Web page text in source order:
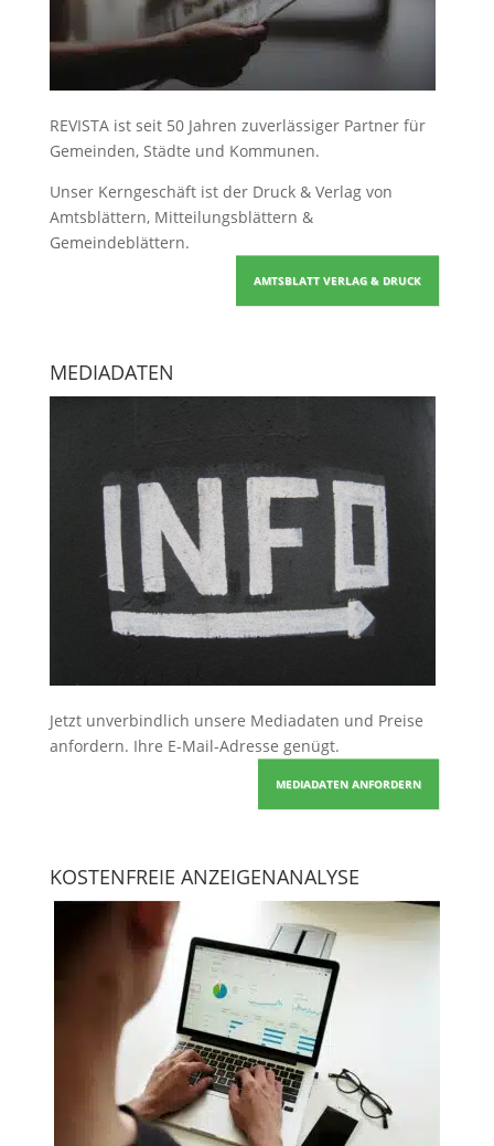
REVISTA ist seit 50 Jahren zuverlässiger Partner für
Gemeinden, Städte und Kommunen.
Unser Kerngeschäft ist der Druck & Verlag von
Amtsblättern, Mitteilungsblättern &
Gemeindeblättern.
AMTSBLATT VERLAG & DRUCK
MEDIADATEN
Jetzt unverbindlich unsere Mediadaten und Preise
anfordern. Ihre E-Mail-Adresse genügt.
MEDIADATEN ANFORDERN
KOSTENFREIE ANZEIGENANALYSE